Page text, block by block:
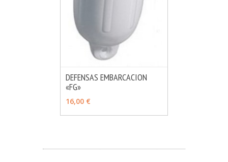
VER OPCIONES
DEFENSAS EMBARCACION
«FG»
16,00 €